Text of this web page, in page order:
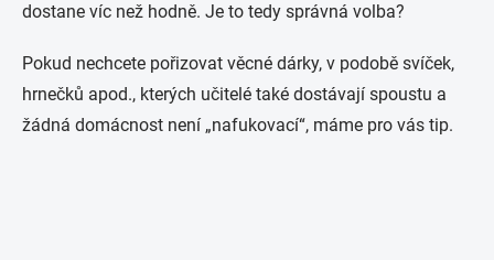
dostane víc než hodně. Je to tedy správná volba?
Pokud nechcete pořizovat věcné dárky, v podobě svíček,
hrnečků apod., kterých učitelé také dostávají spoustu a
žádná domácnost není „nafukovací“, máme pro vás tip.